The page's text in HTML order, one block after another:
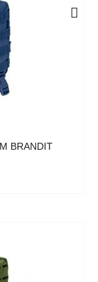
BRANDIT